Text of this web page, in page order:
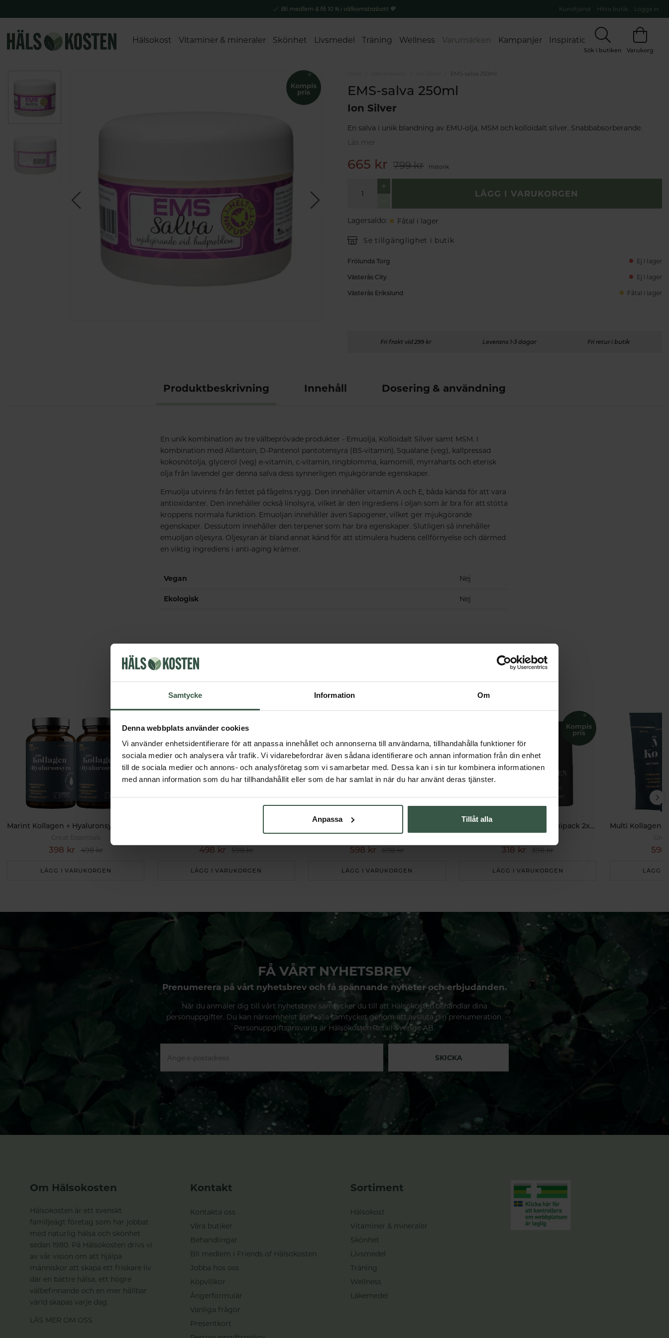
Samtycke Information Om
Denna webbplats använder cookies
Vi använder enhetsidentifierare för att anpassa innehållet och annonserna till användarna, tillhandahålla funktioner för
sociala medier och analysera vår trafik. Vi vidarebefordrar även sådana identifierare och annan information från din enhet
till de sociala medier och annons- och analysföretag som vi samarbetar med. Dessa kan i sin tur kombinera informationen
med annan information som du har tillhandahållit eller som de har samlat in när du har använt deras tjänster.
Anpassa Tillåt alla
Bli medlem & få 10 % i välkomstrabatt 💚 Kundtjänst Hitta butik Logga in
Hälsokost Vitaminer & mineraler Skönhet Livsmedel Träning Wellness Varumärken Kampanjer Inspiration
Sök i butiken Varukorg
EMS-salva 250ml
EMS-salva 250ml
Ion Silver
En salva i unik blandning av EMU-olja, MSM och kolloidalt silver. Snabbabsorberande.
Läs mer
665 kr 799 kr Historik
LÄGG I VARUKORGEN
Lagersaldo: Fåtal i lager
Se tillgänglighet i butik
Frölunda Torg Ej i lager
Västerås City Ej i lager
Västerås Erikslund Fåtal i lager
Fri frakt vid 299 kr Leverans 1-3 dagar Fri retur i butik
Produktbeskrivning Innehåll Dosering & användning
En unik kombination av tre välbeprövade produkter - Emuolja, Kolloidalt Silver samt MSM. I
kombination med Allantoin, D-Pantenol pantotensyra (B5-vitamin), Squalane (veg), kallpressad
kokosnötolja, glycerol (veg) e-vitamin, c-vitamin, ringblomma, kamomill, myrraharts och eterisk
olja från lavendel ger denna salva dess synnerligen mjukgörande egenskaper.
Emuolja utvinns från fettet på fågelns rygg. Den innehåller vitamin A och E, båda kända för att vara
antioxidanter. Den innehåller också linolsyra, vilket är den ingrediens i oljan som är bra för att stötta
kroppens normala funktion. Emuoljan innehåller även Sapogener, vilket ger mjukgörande
egenskaper. Dessutom innehåller den terpener som har bra egenskaper. Slutligen så innehåller
emuoljan oljesyra. Oljesyran är bland annat känd för att stimulera hudens cellförnyelse och därmed
en viktig ingrediens i anti-aging krämer.
Vegan Nej
Ekologisk Nej
Andra köpte också
Great Essentials
398 kr 498 kr
LÄGG I VARUKORGEN
498 kr 598 kr
LÄGG I VARUKORGEN
598 kr 698 kr
LÄGG I VARUKORGEN
Deodorant for Men Ekonomipack 2x50ml
318 kr 398 kr
LÄGG I VARUKORGEN
598
LÄGG I
FÅ VÅRT NYHETSBREV
Prenumerera på vårt nyhetsbrev och få spännande nyheter och erbjudanden.
När du anmäler dig till vårt nyhetsbrev samtycker du till att Hälsokosten behandlar dina
personuppgifter. Du kan närsomhelst återkalla samtycket genom att avsluta din prenumeration.
Personuppgiftsansvarig är Hälsokosten Retail Sverige AB.
SKICKA
Om Hälsokosten
Hälsokosten är ett svenskt
familjeägt företag som har jobbat
med naturlig hälsa och skönhet
sedan 1980. På Hälsokosten drivs vi
av vår vision om att hjälpa
människor att skapa ett friskare liv
där en bättre hälsa, ett högre
välbefinnande och en mer hållbar
värld skapas varje dag.
LÄS MER OM OSS
Kontakt
Kontakta oss
Våra butiker
Behandlingar
Bli medlem i Friends of Hälsokosten
Jobba hos oss
Köpvillkor
Ångerformulär
Vanliga frågor
Presentkort
Sortiment
Hälsokost
Vitaminer & mineraler
Skönhet
Livsmedel
Träning
Wellness
Läkemedel